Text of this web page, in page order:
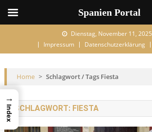
Dienstag, November 11, 2025
Impressum
Datenschutzerklärung
Home > Schlagwort / Tags Fiesta
SCHLAGWORT: FIESTA
→
Index
Spanien Portal